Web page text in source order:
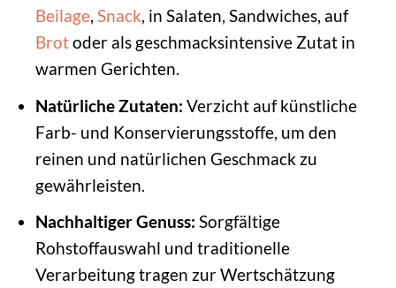
Beilage, Snack, in Salaten, Sandwiches, auf
Brotoder als geschmacksintensive Zutat in
warmen Gerichten.
Natürliche Zutaten: Verzicht auf künstliche
Farb- und Konservierungsstoffe, um den
reinen und natürlichen Geschmack zu
gewährleisten.
Nachhaltiger Genuss: Sorgfältige
Rohstoffauswahl und traditionelle
Verarbeitung tragen zur Wertschätzung